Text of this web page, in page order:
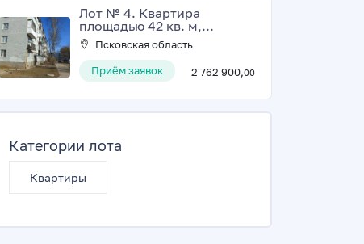
Лот № 4. Квартира
площадью 42 кв. м,...
Псковская область
Приём заявок
2 762 900,00
Категории лота
Квартиры